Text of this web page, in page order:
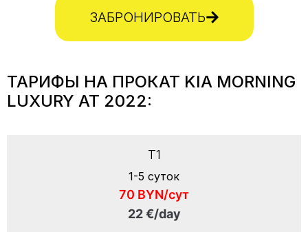
ЗАБРОНИРОВАТЬ
ТАРИФЫ НА ПРОКАТ KIA MORNING
LUXURY AT 2022:
T1
1-5 суток
70 BYN/сут
22 €/day